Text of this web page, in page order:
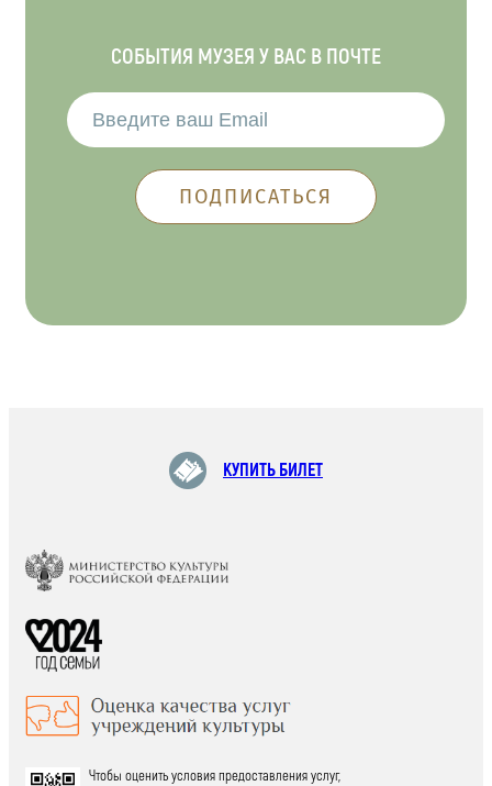
СОБЫТИЯ МУЗЕЯ У ВАС В ПОЧТЕ
КУПИТЬ БИЛЕТ
Чтобы оценить условия предоставления услуг,